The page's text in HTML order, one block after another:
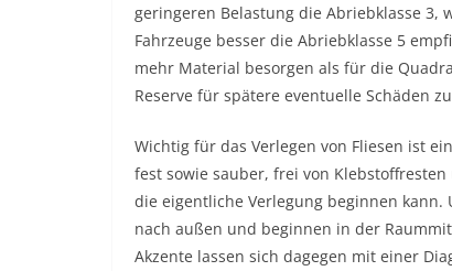
geringeren Belastung die Abriebklasse 3,
Fahrzeuge besser die Abriebklasse 5
mehr Material besorgen als für die
Reserve für spätere eventuelle Schäden
Wichtig für das Verlegen von Fliesen ist
fest sowie sauber, frei von
die eigentliche Verlegung beginnen
nach außen und beginnen in der
Akzente lassen sich dagegen mit einer